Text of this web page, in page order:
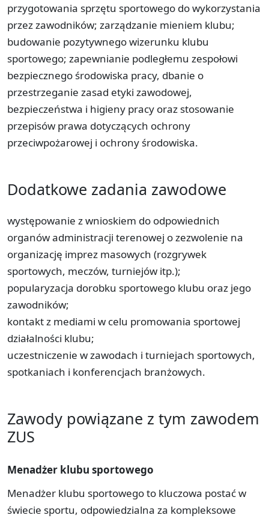
przygotowania sprzętu sportowego do wykorzystania
przez zawodników; zarządzanie mieniem klubu;
budowanie pozytywnego wizerunku klubu
sportowego; zapewnianie podległemu zespołowi
bezpiecznego środowiska pracy, dbanie o
przestrzeganie zasad etyki zawodowej,
bezpieczeństwa i higieny pracy oraz stosowanie
przepisów prawa dotyczących ochrony
przeciwpożarowej i ochrony środowiska.
Dodatkowe zadania zawodowe
występowanie z wnioskiem do odpowiednich
organów administracji terenowej o zezwolenie na
organizację imprez masowych (rozgrywek
sportowych, meczów, turniejów itp.);
popularyzacja dorobku sportowego klubu oraz jego
zawodników;
kontakt z mediami w celu promowania sportowej
działalności klubu;
uczestniczenie w zawodach i turniejach sportowych,
spotkaniach i konferencjach branżowych.
Zawody powiązane z tym zawodem
ZUS
Menadżer klubu sportowego
Menadżer klubu sportowego to kluczowa postać w
świecie sportu, odpowiedzialna za kompleksowe